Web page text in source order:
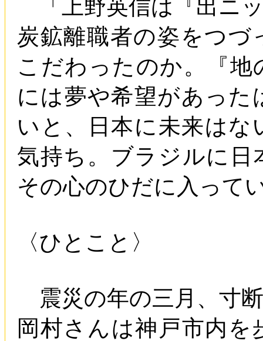
「上野英信は『出ニ
炭鉱離職者の姿をつづ
こだわったのか。『
には夢や希望があっ
いと、日本に未来は
気持ち。ブラジルに日
その心のひだに入って
〈ひとこと〉
震災の年の三月、寸
岡村さんは神戸市内